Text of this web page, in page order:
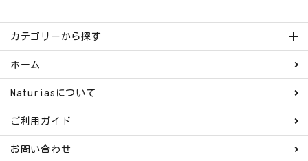
カテゴリーから探す
ホーム
Naturiasについて
ご利用ガイド
お問い合わせ